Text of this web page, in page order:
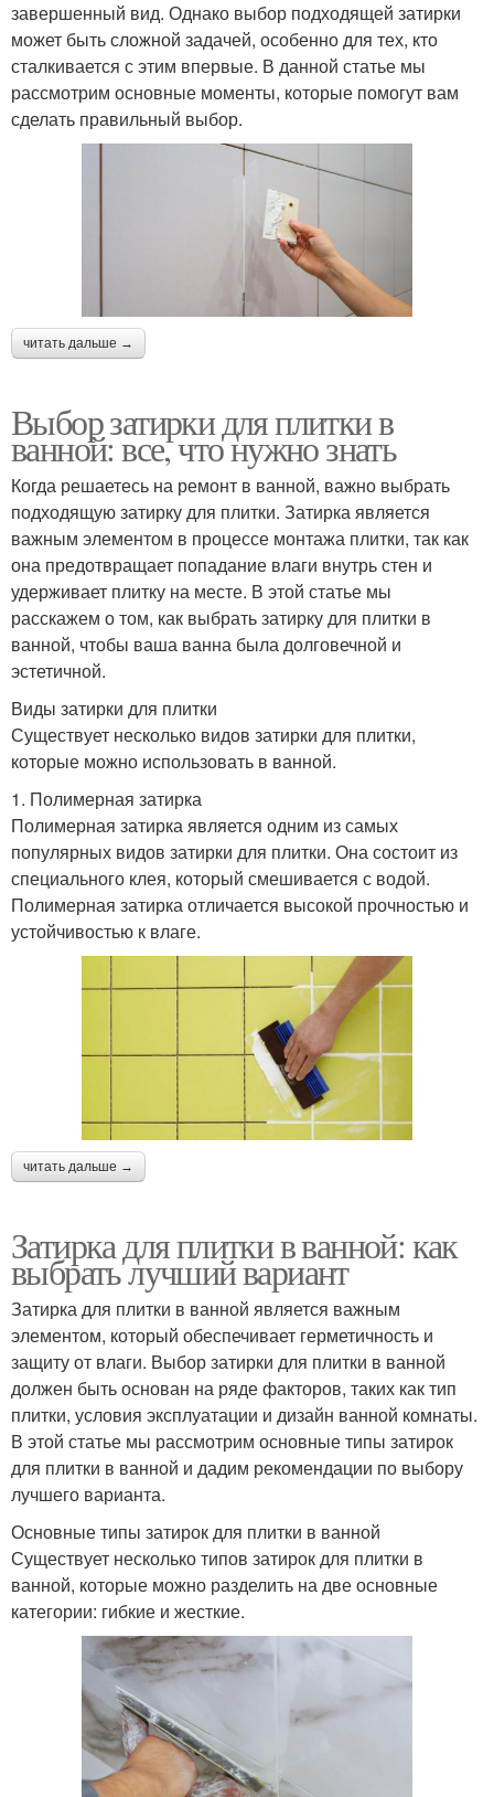
завершенный вид. Однако выбор подходящей затирки
может быть сложной задачей, особенно для тех, кто
сталкивается с этим впервые. В данной статье мы
рассмотрим основные моменты, которые помогут вам
сделать правильный выбор.
читать дальше →
Выбор затирки для плитки в
ванной: все, что нужно знать
Когда решаетесь на ремонт в ванной, важно выбрать
подходящую затирку для плитки. Затирка является
важным элементом в процессе монтажа плитки, так как
она предотвращает попадание влаги внутрь стен и
удерживает плитку на месте. В этой статье мы
расскажем о том, как выбрать затирку для плитки в
ванной, чтобы ваша ванна была долговечной и
эстетичной.
Виды затирки для плитки
Существует несколько видов затирки для плитки,
которые можно использовать в ванной.
1. Полимерная затирка
Полимерная затирка является одним из самых
популярных видов затирки для плитки. Она состоит из
специального клея, который смешивается с водой.
Полимерная затирка отличается высокой прочностью и
устойчивостью к влаге.
читать дальше →
Затирка для плитки в ванной: как
выбрать лучший вариант
Затирка для плитки в ванной является важным
элементом, который обеспечивает герметичность и
защиту от влаги. Выбор затирки для плитки в ванной
должен быть основан на ряде факторов, таких как тип
плитки, условия эксплуатации и дизайн ванной комнаты.
В этой статье мы рассмотрим основные типы затирок
для плитки в ванной и дадим рекомендации по выбору
лучшего варианта.
Основные типы затирок для плитки в ванной
Существует несколько типов затирок для плитки в
ванной, которые можно разделить на две основные
категории: гибкие и жесткие.